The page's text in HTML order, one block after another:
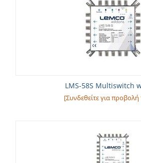
LMS-58S Multiswitch
[Συνδεθείτε για προβολή